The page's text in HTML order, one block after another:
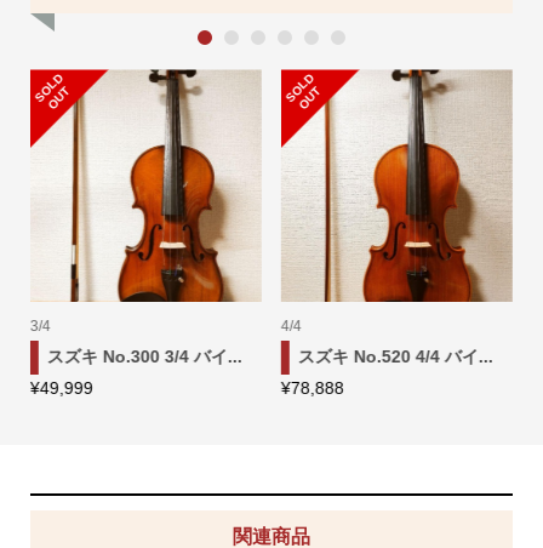
4 バイ...
Kiso Violin S40 バイオ...
S
L
D
O
U
スズキ No.220 1/8 バ
1 2 3 4 5 6
関連商品